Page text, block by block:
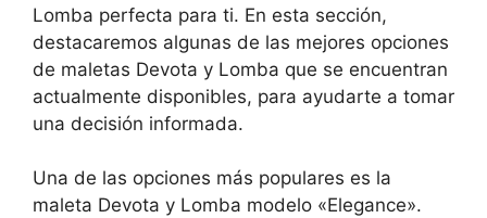
Lomba perfecta para ti. En esta sección,
destacaremos algunas de las mejores opciones
de maletas Devota y Lomba que se encuentran
actualmente disponibles, para ayudarte a tomar
una decisión informada.
Una de las opciones más populares es la
maleta Devota y Lomba modelo «Elegance».